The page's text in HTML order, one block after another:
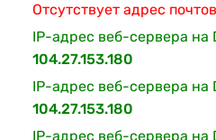
Отсутствует адрес
IP-адрес веб-сервера на
104.27.153.180
IP-адрес веб-сервера на
104.27.153.180
IP-адрес веб-сервера на